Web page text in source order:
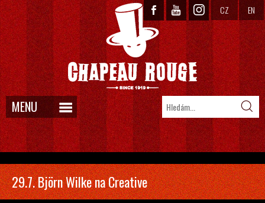
CZ EN
MENU
29.7. Björn Wilke na Creative